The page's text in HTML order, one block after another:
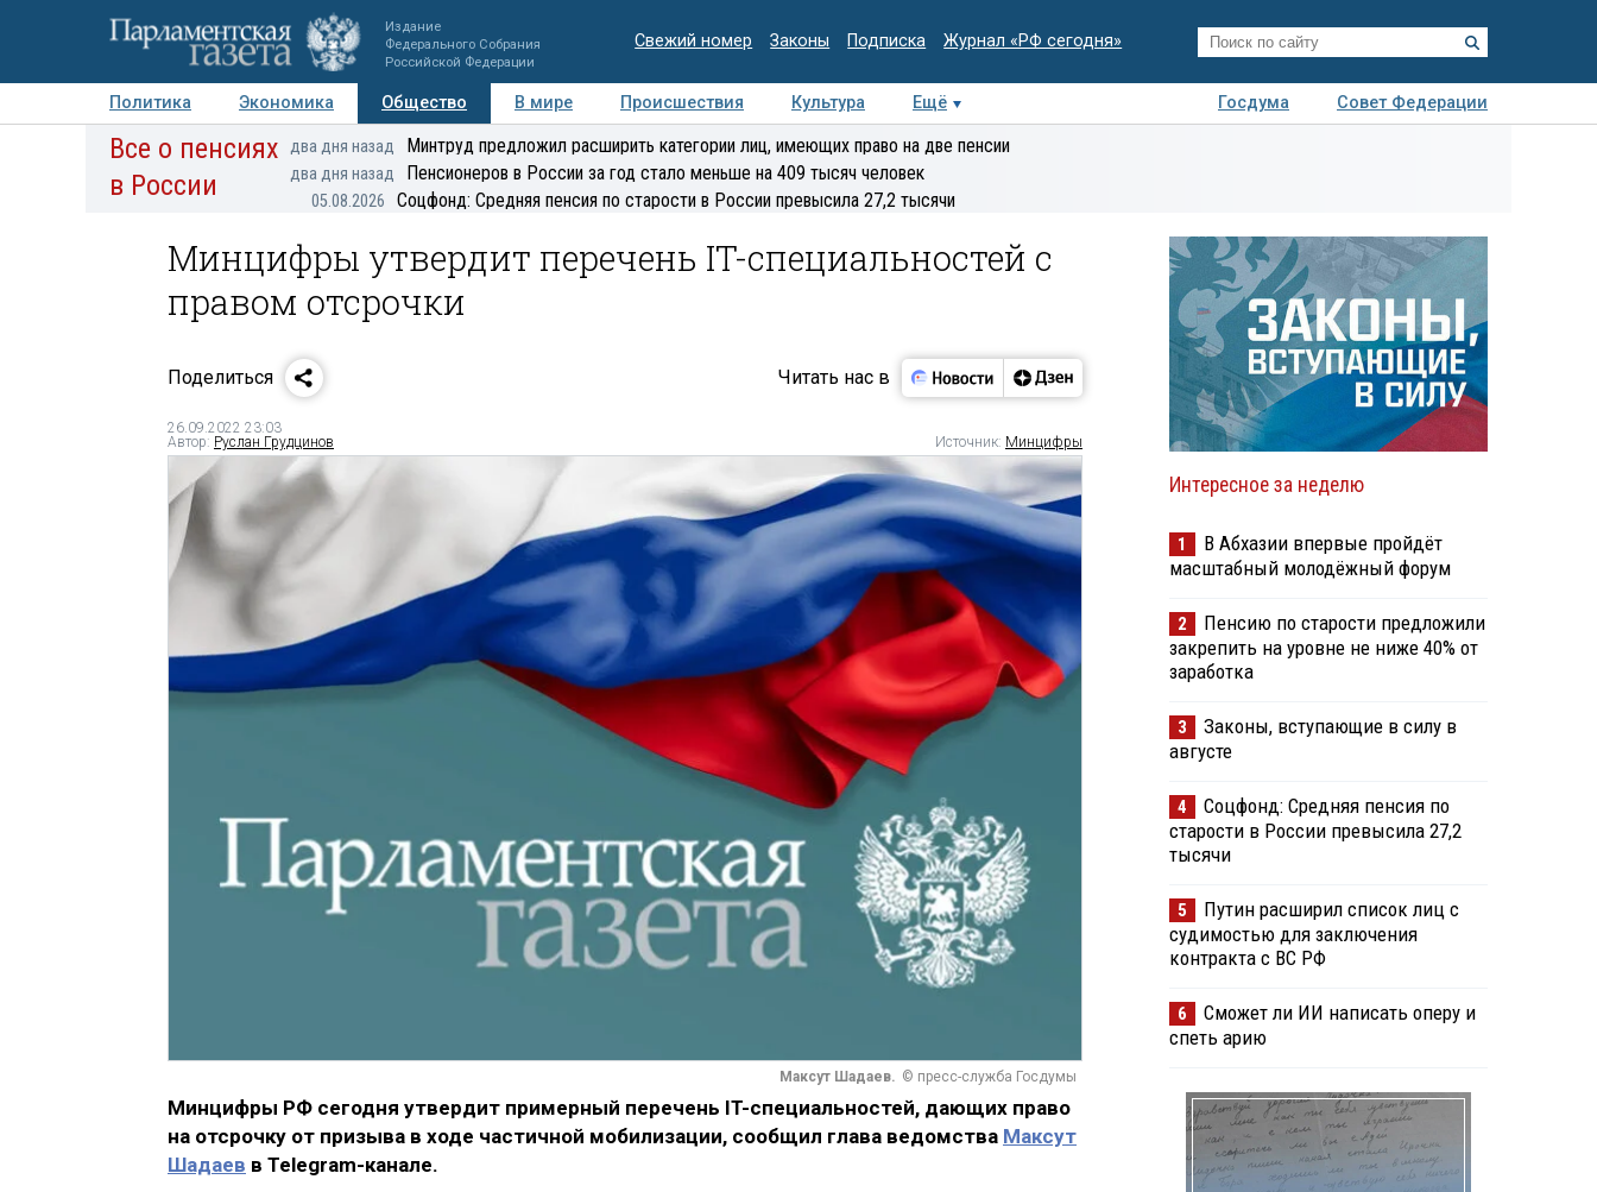
Издание
Федерального Собрания
Российской Федерации
Свежий номер Законы Подписка Журнал «РФ сегодня»
Политика Экономика Общество В мире Происшествия Культура Ещё Госдума
Совет Федерации
Авторы Персоны Мнения Регионы Медиацентр Интервью Колумнисты
Деловая
Все о пенсиях
в России
два дня назад Минтруд предложил расширить категории лиц, имеющих право на две пенсии
два дня назад Пенсионеров в России за год стало меньше на 409 тысяч человек
05.08.2026 Соцфонд: Средняя пенсия по старости в России превысила 27,2 тысячи
Минцифры утвердит перечень IT-специальностей с
правом отсрочки
Поделиться Читать нас в
26.09.2022 23:03
Автор: Руслан Грудцинов Источник: Минцифры
Максут Шадаев. © пресс-служба Госдумы
Минцифры РФ сегодня утвердит примерный перечень IT-специальностей, дающих право
на отсрочку от призыва в ходе частичной мобилизации, сообщил глава ведомства Максут
Шадаев в Telegram-канале.
Интересное за неделю
1
В Абхазии впервые пройдёт
масштабный молодёжный форум
2
Пенсию по старости предложили
закрепить на уровне не ниже 40% от
заработка
3
Законы, вступающие в силу в
августе
4
Соцфонд: Средняя пенсия по
старости в России превысила 27,2
тысячи
5
Путин расширил список лиц с
судимостью для заключения
контракта с ВС РФ
6
Сможет ли ИИ написать оперу и
спеть арию